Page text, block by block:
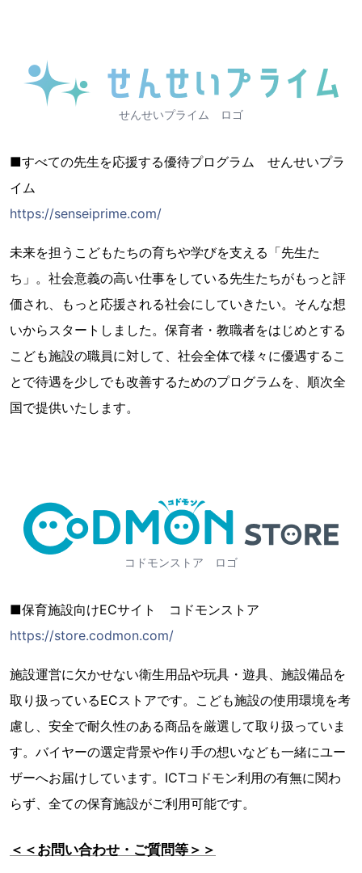
せんせいプライム ロゴ
■すべての先生を応援する優待プログラム せんせいプラ
イム
https://senseiprime.com/
未来を担うこどもたちの育ちや学びを支える「先生た
ち」。社会意義の高い仕事をしている先生たちがもっと評
価され、もっと応援される社会にしていきたい。そんな想
いからスタートしました。保育者・教職者をはじめとする
こども施設の職員に対して、社会全体で様々に優遇するこ
とで待遇を少しでも改善するためのプログラムを、順次全
国で提供いたします。
コドモンストア ロゴ
■保育施設向けECサイト コドモンストア
https://store.codmon.com/
施設運営に欠かせない衛生用品や玩具・遊具、施設備品を
取り扱っているECストアです。こども施設の使用環境を考
慮し、安全で耐久性のある商品を厳選して取り扱っていま
す。バイヤーの選定背景や作り手の想いなども一緒にユー
ザーへお届けしています。ICTコドモン利用の有無に関わ
らず、全ての保育施設がご利用可能です。
＜＜お問い合わせ・ご質問等＞＞